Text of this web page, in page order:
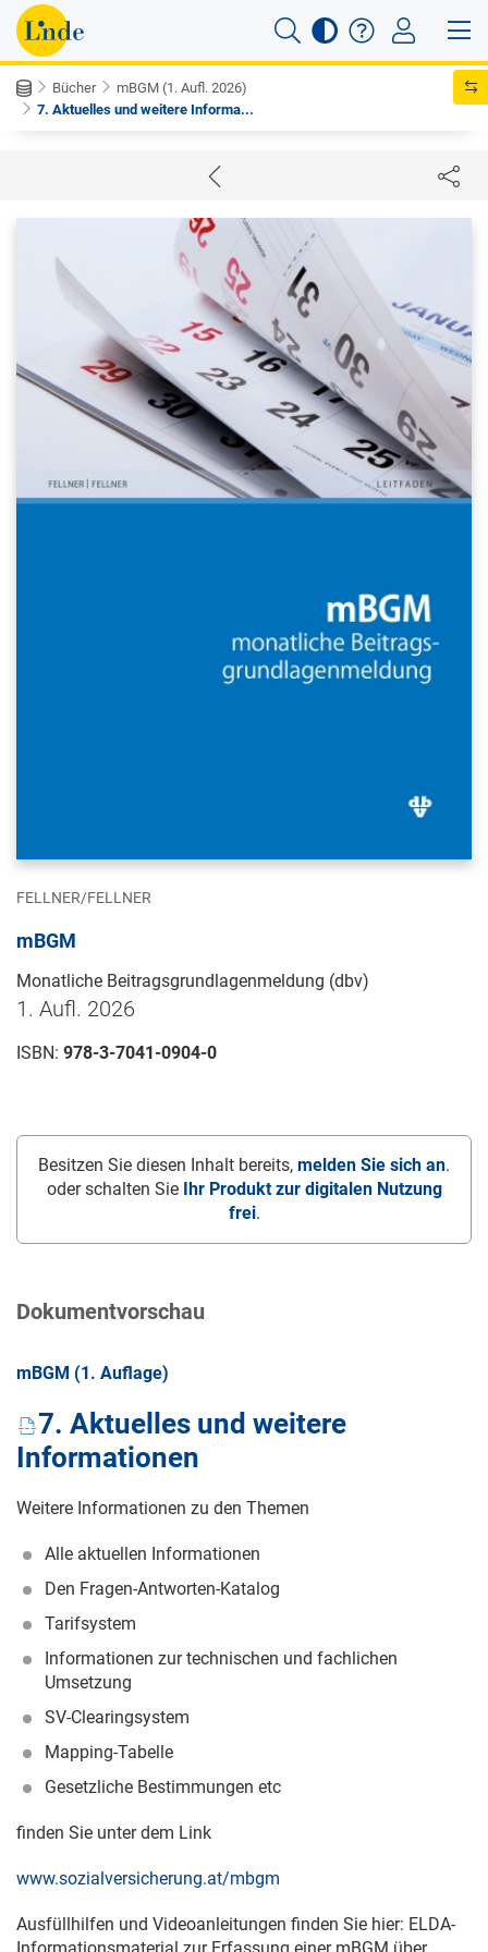
Bücher
mBGM (1. Aufl. 2026)
7. Aktuelles und weitere Informa...
FELLNER/FELLNER
mBGM
Monatliche Beitragsgrundlagenmeldung (dbv)
1. Aufl. 2026
ISBN: 978-3-7041-0904-0
Besitzen Sie diesen Inhalt bereits, melden Sie sich an.
oder schalten Sie
Ihr Produkt zur digitalen Nutzung
frei.
Dokumentvorschau
mBGM (1. Auflage)
7. Aktuelles und weitere
Informationen
Weitere Informationen zu den Themen
Alle aktuellen Informationen
Den Fragen-Antworten-Katalog
Tarifsystem
Informationen zur technischen und fachlichen
Umsetzung
SV-Clearingsystem
Mapping-Tabelle
Gesetzliche Bestimmungen etc
finden Sie unter dem Link
www.sozialversicherung.at/mbgm
Ausfüllhilfen und Videoanleitungen finden Sie hier: ELDA-